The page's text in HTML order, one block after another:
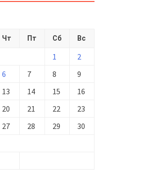
Чт Пт Сб Вс
1
2
6 7 8
9
13 14 15
16
20 21 22
23
27 28 29
30